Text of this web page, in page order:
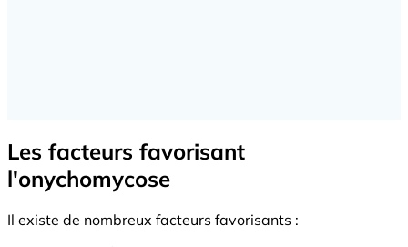
Les facteurs favorisant
l'onychomycose
Il existe de nombreux facteurs favorisants :